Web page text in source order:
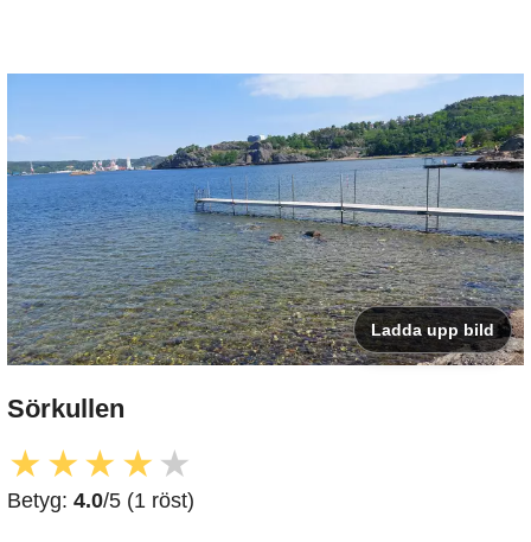
Ladda upp bild
Sörkullen
★ ★★ ★ ★
Betyg: 4.0/5 (1 röst)